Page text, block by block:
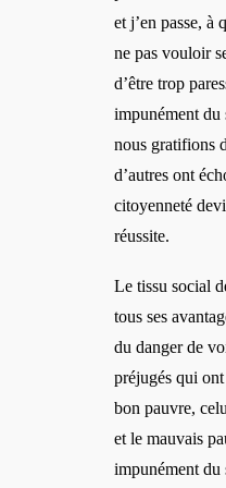
et j’en passe, à
ne pas vouloir
d’être trop
impunément du
nous gratifions
d’autres ont
citoyenneté
réussite.
Le tissu social
tous ses
du danger de
préjugés qui
bon pauvre,
et le mauvais
impunément du